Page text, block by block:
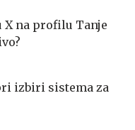
X na profilu Tanje
izbiri sistema za